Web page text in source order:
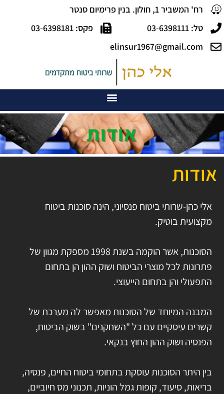
רח' המשביר 1, חולון. בנין פרימיום סנטר
טל: 03-6398111
פקס: 03-6398181
elinsur1967@gmail.com
אודות
אודות
אלי כהן-שרותי ביטוח פנסיוני, הינה סוכנות ביטוח
מקצועית בוטיק.
הסוכנות, אשר הוקמה בשנת 1998 מספקת מגוון של
פתרונות לכל מוצרי הביטוח ושוק ההון הן בתחום
התפעולי והן בתחום הייעוצי.
המבנה המיוחד של הסוכנות מאפשר לה מערכת של
קשרים עיסקיים עם כל "השחקנים" בשוק הביטוח,
הפנסיה ושוק ההון החוץ בנקאי.
בין היתר הסוכנות עוסקת בתחומי ביטוח החיים, פנסיה,
בריאות, סיעוד, קופות גמל הוניות, תכנוני מס חיוביים,